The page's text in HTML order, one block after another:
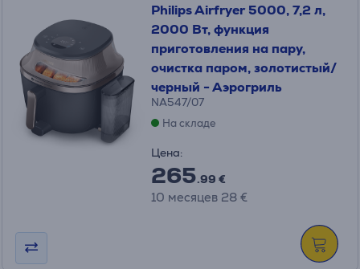
Philips Airfryer 5000, 7,2 л,
2000 Вт, функция
приготовления на пару,
oчистка паром, золотистый/
черный - Аэрогриль
NA547/07
На складе
Цена:
265.99 €
10 месяцев 28 €